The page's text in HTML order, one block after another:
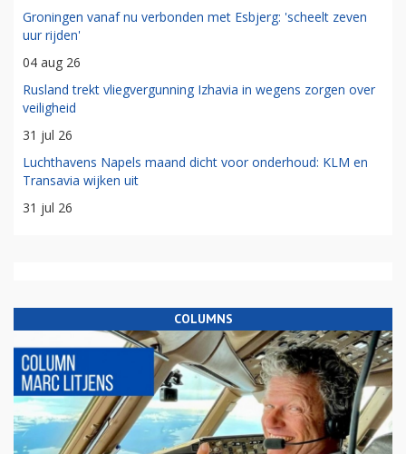
Groningen vanaf nu verbonden met Esbjerg: 'scheelt zeven
uur rijden'
04 aug 26
Rusland trekt vliegvergunning Izhavia in wegens zorgen over
veiligheid
31 jul 26
Luchthavens Napels maand dicht voor onderhoud: KLM en
Transavia wijken uit
31 jul 26
COLUMNS